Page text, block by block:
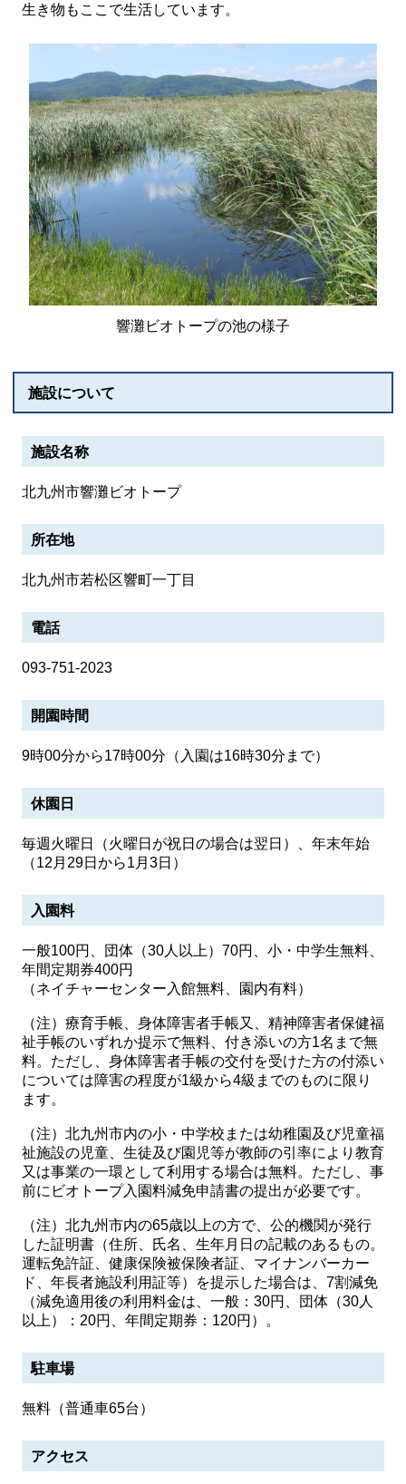
生き物もここで生活しています。
響灘ビオトープの池の様子
施設について
施設名称
北九州市響灘ビオトープ
所在地
北九州市若松区響町一丁目
電話
093-751-2023
開園時間
9時00分から17時00分（入園は16時30分まで）
休園日
毎週火曜日（火曜日が祝日の場合は翌日）、年末年始
（12月29日から1月3日）
入園料
一般100円、団体（30人以上）70円、小・中学生無料、
年間定期券400円
（ネイチャーセンター入館無料、園内有料）
（注）療育手帳、身体障害者手帳又、精神障害者保健福
祉手帳のいずれか提示で無料、付き添いの方1名まで無
料。ただし、身体障害者手帳の交付を受けた方の付添い
については障害の程度が1級から4級までのものに限り
ます。
（注）北九州市内の小・中学校または幼稚園及び児童福
祉施設の児童、生徒及び園児等が教師の引率により教育
又は事業の一環として利用する場合は無料。ただし、事
前にビオトープ入園料減免申請書の提出が必要です。
（注）北九州市内の65歳以上の方で、公的機関が発行
した証明書（住所、氏名、生年月日の記載のあるもの。
運転免許証、健康保険被保険者証、マイナンバーカー
ド、年長者施設利用証等）を提示した場合は、7割減免
（減免適用後の利用料金は、一般：30円、団体（30人
以上）：20円、年間定期券：120円）。
駐車場
無料（普通車65台）
アクセス